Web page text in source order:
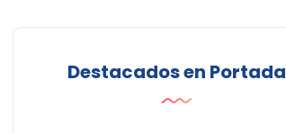
Destacados en Portada